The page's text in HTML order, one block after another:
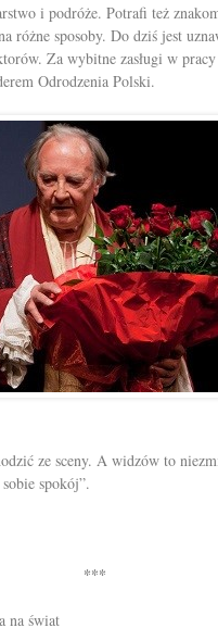
i podróże. Potrafi też
różne sposoby. Do dziś jest
Za wybitne zasługi w
Odrodzenia Polski.
ze sceny. A widzów to
spokój”.
***
na świat